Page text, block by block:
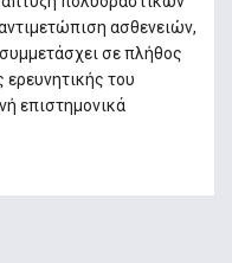
ασθενειών,
σε πλήθος
του
επιστημονικά